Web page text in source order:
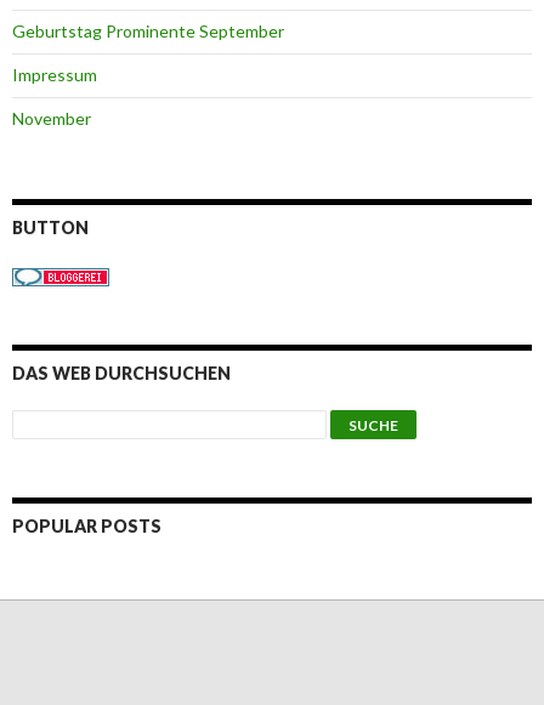
Geburtstag Prominente September
Impressum
November
BUTTON
DAS WEB DURCHSUCHEN
POPULAR POSTS